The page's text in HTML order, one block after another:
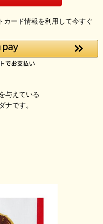
ード情報を利用して今すぐ
与えている
ナです。